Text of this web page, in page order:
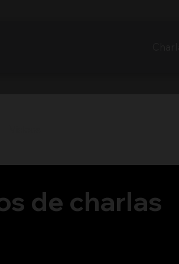
de charlas